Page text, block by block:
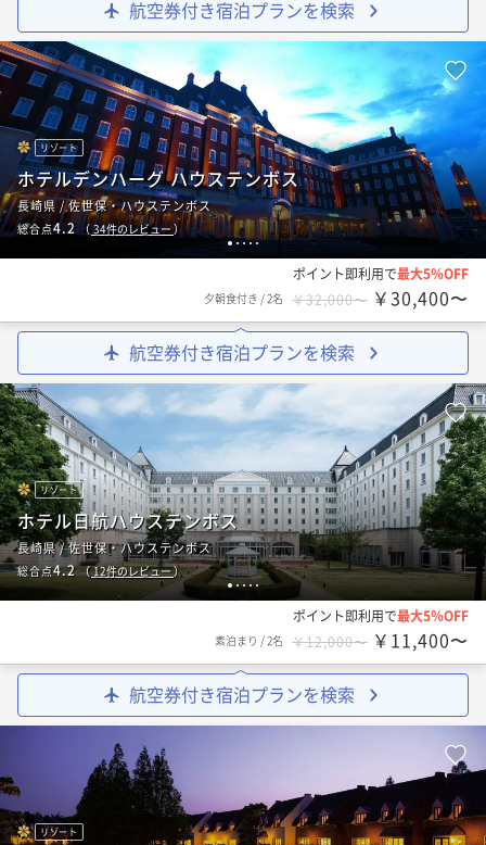
航空券付き宿泊プランを検索
1 2345
リゾート
ホテルデンハーグ ハウステンボス
長崎県 / 佐世保・ハウステンボス
総合点4.2 （34件のレビュー）
ポイント即利用で最大5％OFF
夕朝食付き /2名 ￥32,000〜 ￥30,400〜
航空券付き宿泊プランを検索
12345
リゾート
ホテル日航ハウステンボス
長崎県 / 佐世保・ハウステンボス
総合点4.2（12件のレビュー）
ポイント即利用で最大5％OFF
素泊まり /2名 ￥12,000〜 ￥11,400〜
航空券付き宿泊プランを検索
リゾート